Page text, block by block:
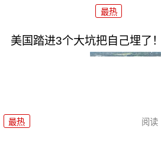
最热
美国踏进3个大坑把自己埋了
最热 阅读